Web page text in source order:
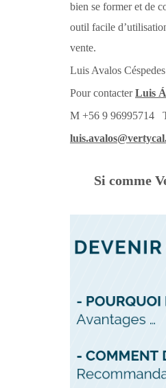
bien se former et de
outil facile
vente.
Luis Avalos
Pour contacterLuis
M +56 9 96995714
Si comme